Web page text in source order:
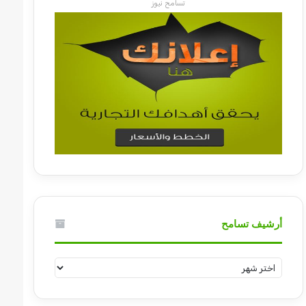
تسامح نيوز
أرشيف تسامح
أرشيف
تسامح